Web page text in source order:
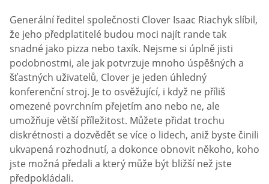
Generální ředitel společnosti Clover Isaac Riachyk slíbil,
že jeho předplatitelé budou moci najít rande tak
snadné jako pizza nebo taxík. Nejsme si úplně jisti
podobnostmi, ale jak potvrzuje mnoho úspěšných a
šťastných uživatelů, Clover je jeden úhledný
konferenční stroj. Je to osvěžující, i když ne příliš
omezené povrchním přejetím ano nebo ne, ale
umožňuje větší příležitost. Můžete přidat trochu
diskrétnosti a dozvědět se více o lidech, aniž byste činili
ukvapená rozhodnutí, a dokonce obnovit někoho, koho
jste možná předali a který může být bližší než jste
předpokládali.